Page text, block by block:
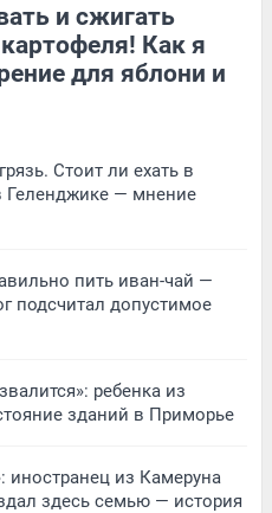
и сжигать
Как я
для яблони и
Стоит ли ехать в
Геленджике — мнение
пить иван-чай —
подсчитал допустимое
ребенка из
зданий в Приморье
из Камеруна
здесь семью — история